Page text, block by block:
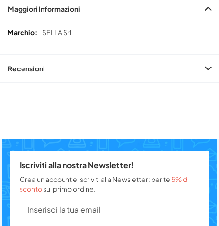
Maggiori Informazioni
Maggiori
SELLA Srl
Recensioni
Iscriviti alla nostra Newsletter!
Crea un account e iscriviti alla Newsletter: per te 5% di
scontosul primo ordine.